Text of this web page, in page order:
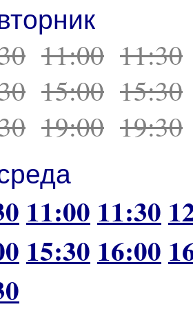
11:00 11:30
15:00 15:30
19:00 19:30
11:00 11:30
15:30 16:00